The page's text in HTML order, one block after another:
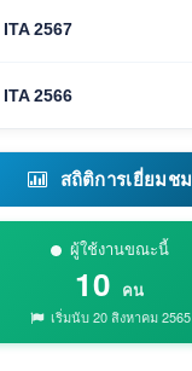
2567
2566
สถิติการเยี่ยมชม
ผู้ใช้งานขณะนี้
10 คน
เริ่มนับ 20 สิงหาคม 2565